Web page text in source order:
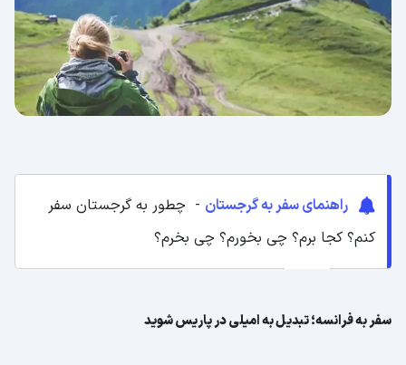
راهنمای سفر به گرجستان - چطور به گرجستان سفر
کنم؟ کجا برم؟ چی بخورم؟ چی بخرم؟
سفر به فرانسه؛ تبدیل به امیلی در پاریس شوید